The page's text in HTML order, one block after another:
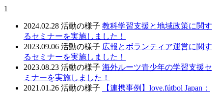
1
2024.02.28 活動の様子 教科学習支援と地域政策に関す
るセミナーを実施しました！
2023.09.06 活動の様子 広報とボランティア運営に関す
るセミナーを実施しました！
2023.08.23 活動の様子 海外ルーツ青少年の学習支援セ
ミナーを実施しました！
2021.01.26 活動の様子
【連携事例】love.fútbol Japan：